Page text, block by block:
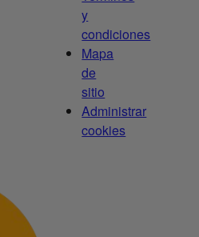
y
condiciones
Mapa
de
sitio
Administrar
cookies